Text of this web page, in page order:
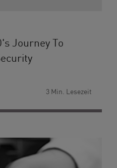
Journey To
3 Min. Lesezeit